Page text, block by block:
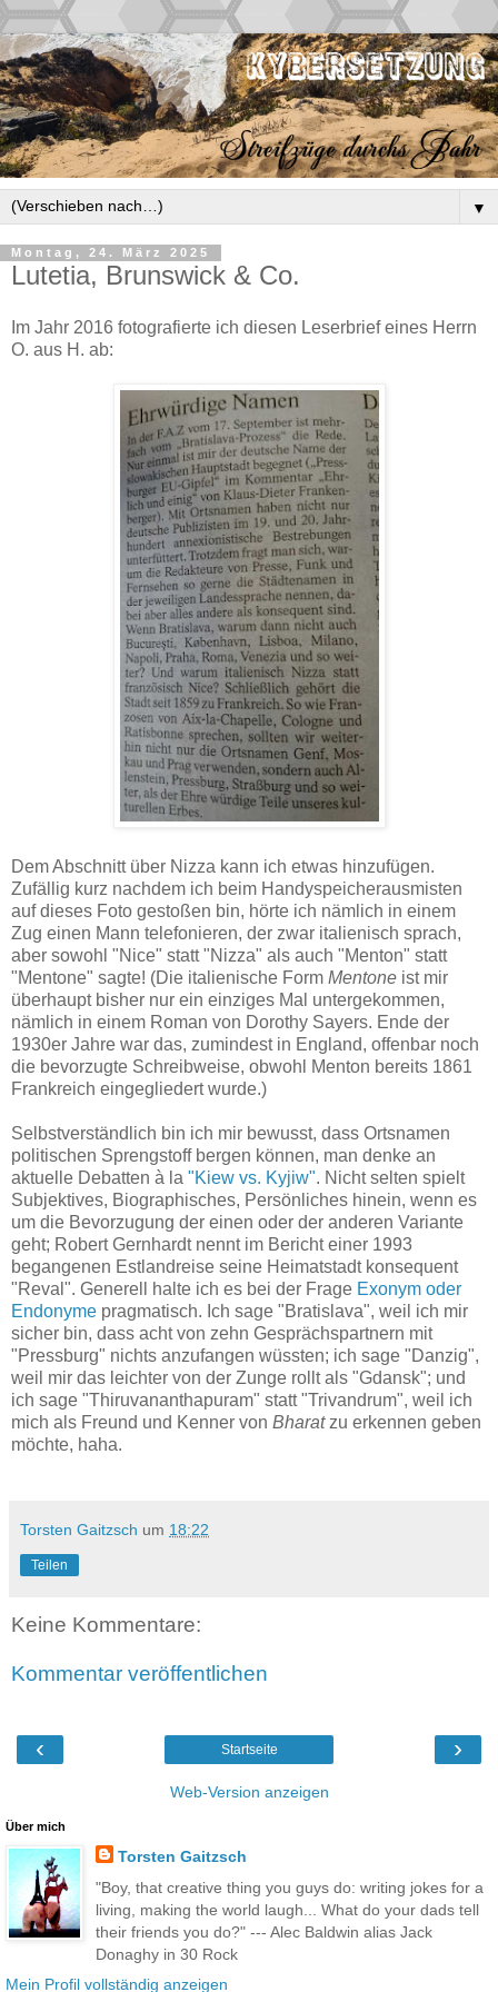
▼
Montag, 24. März 2025
Lutetia, Brunswick & Co.
Im Jahr 2016 fotografierte ich diesen Leserbrief eines Herrn
O. aus H. ab:
Dem Abschnitt über Nizza kann ich etwas hinzufügen.
Zufällig kurz nachdem ich beim Handyspeicherausmisten
auf dieses Foto gestoßen bin, hörte ich nämlich in einem
Zug einen Mann telefonieren, der zwar italienisch sprach,
aber sowohl "Nice" statt "Nizza" als auch "Menton" statt
"Mentone" sagte! (Die italienische Form Mentone ist mir
überhaupt bisher nur ein einziges Mal untergekommen,
nämlich in einem Roman von Dorothy Sayers. Ende der
1930er Jahre war das, zumindest in England, offenbar noch
die bevorzugte Schreibweise, obwohl Menton bereits 1861
Frankreich eingegliedert wurde.)
Selbstverständlich bin ich mir bewusst, dass Ortsnamen
politischen Sprengstoff bergen können, man denke an
aktuelle Debatten à la "Kiew vs. Kyjiw". Nicht selten spielt
Subjektives, Biographisches, Persönliches hinein, wenn es
um die Bevorzugung der einen oder der anderen Variante
geht; Robert Gernhardt nennt im Bericht einer 1993
begangenen Estlandreise seine Heimatstadt konsequent
"Reval". Generell halte ich es bei der Frage Exonym oder
Endonyme pragmatisch. Ich sage "Bratislava", weil ich mir
sicher bin, dass acht von zehn Gesprächspartnern mit
"Pressburg" nichts anzufangen wüssten; ich sage "Danzig",
weil mir das leichter von der Zunge rollt als "Gdansk"; und
ich sage "Thiruvananthapuram" statt "Trivandrum", weil ich
mich als Freund und Kenner von Bharatzu erkennen geben
möchte, haha.
Torsten Gaitzsch um 18:22
Teilen
Keine Kommentare:
Kommentar veröffentlichen
‹ ›
Startseite
Web-Version anzeigen
Über mich
Torsten Gaitzsch
"Boy, that creative thing you guys do: writing jokes for a
living, making the world laugh... What do your dads tell
their friends you do?" --- Alec Baldwin alias Jack
Donaghy in 30 Rock
Mein Profil vollständig anzeigen